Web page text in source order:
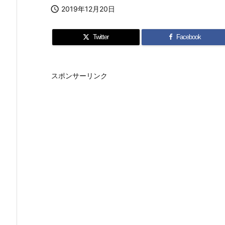
 2019年12月20日
Twitter Facebook
スポンサーリンク